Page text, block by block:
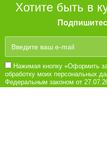
Хотите быть в
Нажимая кнопку «Оформить
обработку моих персональных
Федеральным законом от